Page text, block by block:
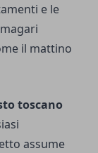
e le
il mattino
toscano
assume